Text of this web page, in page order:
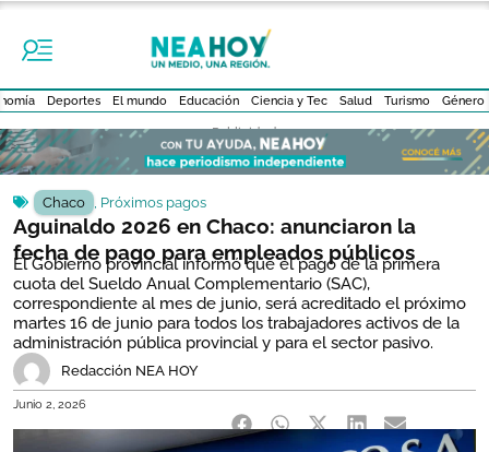
Deportes El mundo Educación Ciencia y Tec Salud Turismo Género
- Publicidad -
Chaco Próximos pagos
Aguinaldo 2026 en Chaco: anunciaron la
fecha de pago para empleados públicos
El Gobierno provincial informó que el pago de la primera
cuota del Sueldo Anual Complementario (SAC),
correspondiente al mes de junio, será acreditado el próximo
martes 16 de junio para todos los trabajadores activos de la
administración pública provincial y para el sector pasivo.
Redacción NEA HOY
Junio 2, 2026